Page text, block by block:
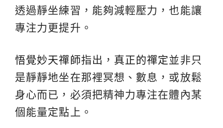
透過靜坐練習，能夠減輕壓力，也能讓
專注力更提升。
悟覺妙天禪師指出， 真正的禪定並非只
是靜靜地坐在那裡冥想、數息，或放鬆
身心而已，必須把精神力專注在體內某
個能量定點上。